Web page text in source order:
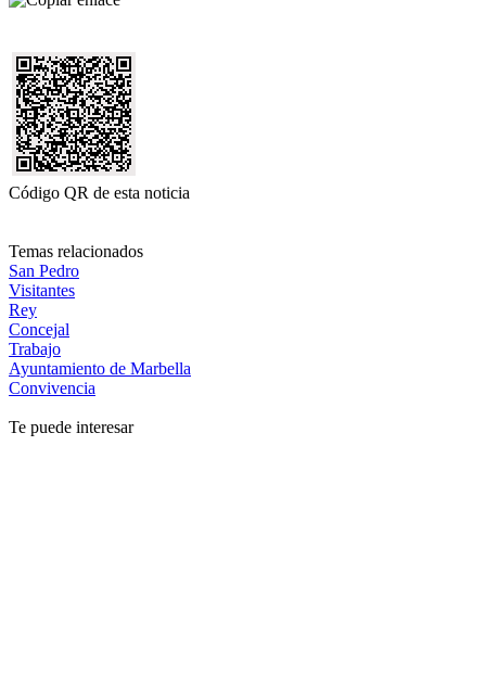
Código QR de esta noticia
Temas relacionados
San Pedro
Visitantes
Rey
Concejal
Trabajo
Ayuntamiento de Marbella
Convivencia
Te puede interesar